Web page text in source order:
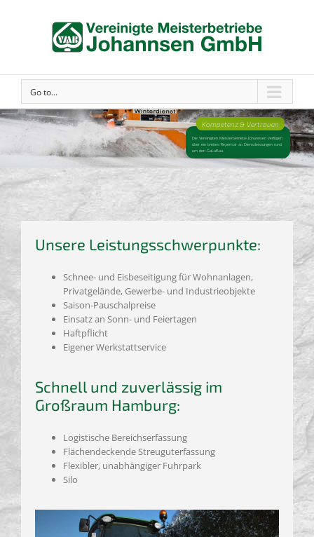
Go to...
Kompetenz & Vertrauen
Die Vereinigten Meisterbetriebe Johannsen verfügen
über ein breites Repertoir an Dienstleistungen rund
um den GaLaBau.
Unsere Leistungsschwerpunkte:
Schnee- und Eisbeseitigung für Wohnanlagen,
Privatgelände, Gewerbe- und Industrieobjekte
Saison-Pauschalpreise
Einsatz an Sonn- und Feiertagen
Haftpflicht
Eigener Werkstattservice
Schnell und zuverlässig im
Großraum Hamburg:
Logistische Bereichserfassung
Flächendeckende Streuguterfassung
Flexibler, unabhängiger Fuhrpark
Silo